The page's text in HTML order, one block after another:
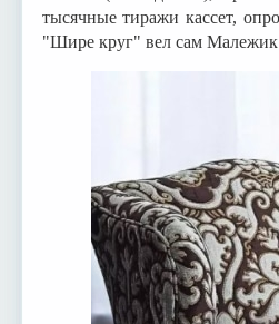
тысячные тиражи кассет,
"Шире круг" вел сам